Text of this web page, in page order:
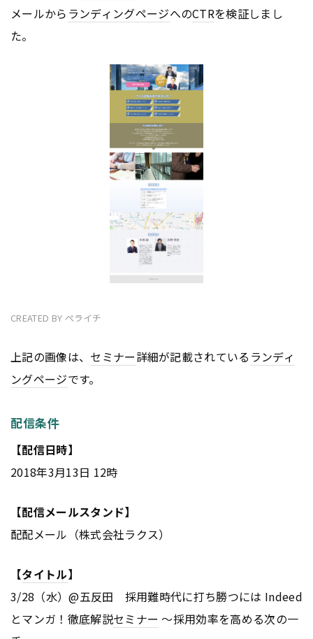
メールから ランディングページへのCTRを検証しまし
た。
CREATED BY ぺライチ
上記の画像は、 セミナー詳細が記載されている ランディ
ングページです。
配信条件
【配信日時】
2018年3月13日 12時
【配信メールスタンド】
配配メール（株式会社ラクス）
【タイトル】
3/28（水）@五反田 採用難時代に打ち勝つには Indeed
とマンガ！徹底解説セミナー ～採用効率を高める次の一